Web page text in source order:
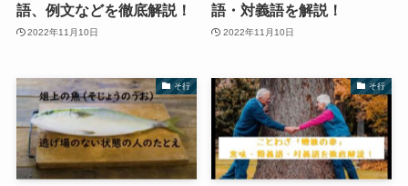
語、例文などを徹底解説！
2022年11月10日
語・対義語を解説！
2022年11月10日
そ行 そ行